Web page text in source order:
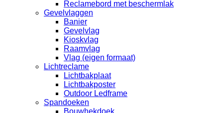
Reclamebord met beschermlak
Gevelvlaggen
Banier
Gevelvlag
Kioskvlag
Raamvlag
Vlag (eigen formaat)
Lichtreclame
Lichtbakplaat
Lichtbakposter
Outdoor Ledframe
Spandoeken
Bouwhekdoek